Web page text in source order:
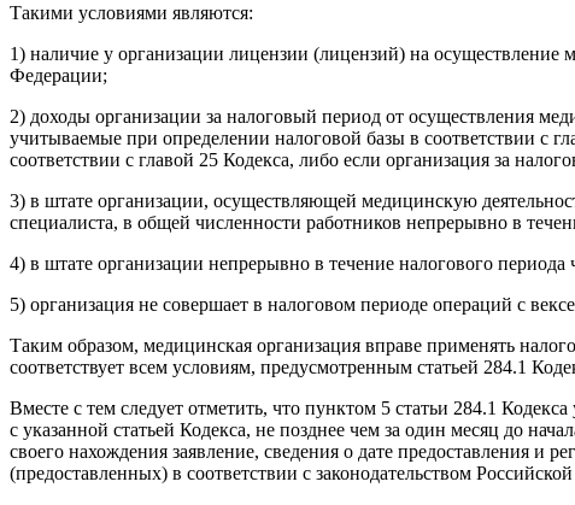
Такими условиями являются:
1) наличие у организации лицензии (лицензий) на осуществление
Федерации;
2) доходы организации за налоговый период от осуществления
учитываемые при определении налоговой базы в соответствии с
соответствии с главой 25 Кодекса, либо если организация за
3) в штате организации, осуществляющей медицинскую
специалиста, в общей численности работников непрерывно в
4) в штате организации непрерывно в течение налогового периода
5) организация не совершает в налоговом периоде операций с
Таким образом, медицинская организация вправе применять
соответствует всем условиям, предусмотренным статьей 284.1
Вместе с тем следует отметить, что пунктом 5 статьи 284.1
с указанной статьей Кодекса, не позднее чем за один месяц до
своего нахождения заявление, сведения о дате предоставления и
(предоставленных) в соответствии с законодательством